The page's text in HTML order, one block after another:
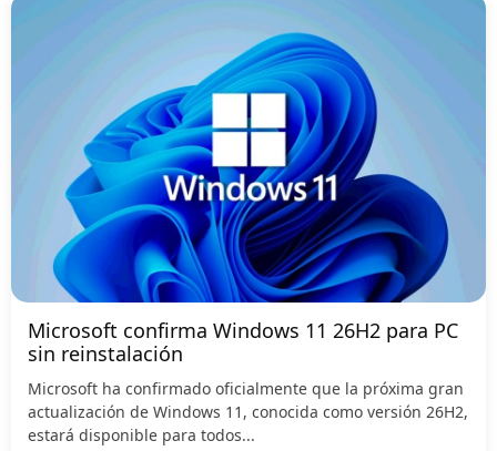
Microsoft confirma Windows 11 26H2 para PC
sin reinstalación
Microsoft ha confirmado oficialmente que la próxima gran
actualización de Windows 11, conocida como versión 26H2,
estará disponible para todos...